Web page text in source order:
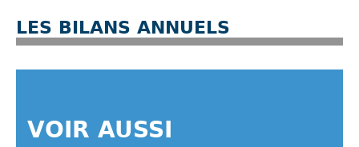
LES BILANS ANNUELS
VOIR AUSSI